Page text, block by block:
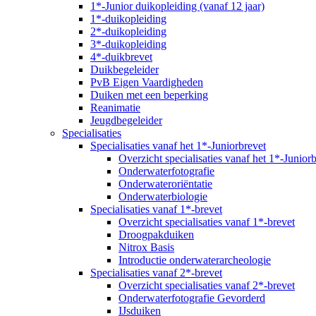
1*-Junior duikopleiding (vanaf 12 jaar)
1*-duikopleiding
2*-duikopleiding
3*-duikopleiding
4*-duikbrevet
Duikbegeleider
PvB Eigen Vaardigheden
Duiken met een beperking
Reanimatie
Jeugdbegeleider
Specialisaties
Specialisaties vanaf het 1*-Juniorbrevet
Overzicht specialisaties vanaf het 1*-
Onderwaterfotografie
Onderwateroriëntatie
Onderwaterbiologie
Specialisaties vanaf 1*-brevet
Overzicht specialisaties vanaf 1*-brevet
Droogpakduiken
Nitrox Basis
Introductie onderwaterarcheologie
Specialisaties vanaf 2*-brevet
Overzicht specialisaties vanaf 2*-brevet
Onderwaterfotografie Gevorderd
IJsduiken